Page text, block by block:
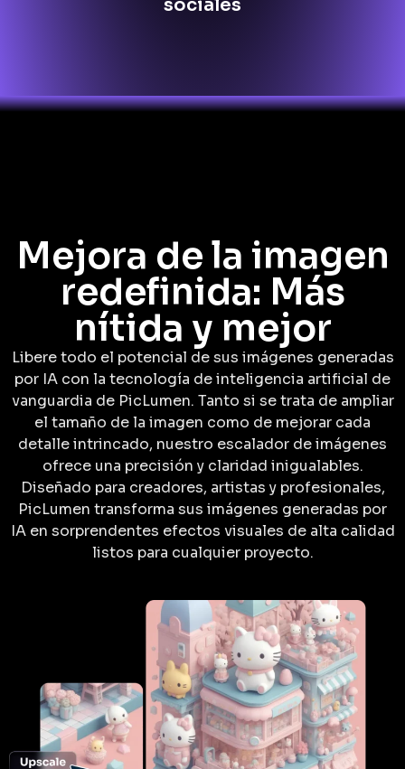
sociales
Mejora de la imagen
redefinida: Más
nítida y mejor
Libere todo el potencial de sus imágenes generadas
por IA con la tecnología de inteligencia artificial de
vanguardia de PicLumen. Tanto si se trata de ampliar
el tamaño de la imagen como de mejorar cada
detalle intrincado, nuestro escalador de imágenes
ofrece una precisión y claridad inigualables.
Diseñado para creadores, artistas y profesionales,
PicLumen transforma sus imágenes generadas por
IA en sorprendentes efectos visuales de alta calidad
listos para cualquier proyecto.